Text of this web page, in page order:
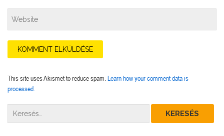
This site uses Akismet to reduce spam. Learn how your comment data is
processed.